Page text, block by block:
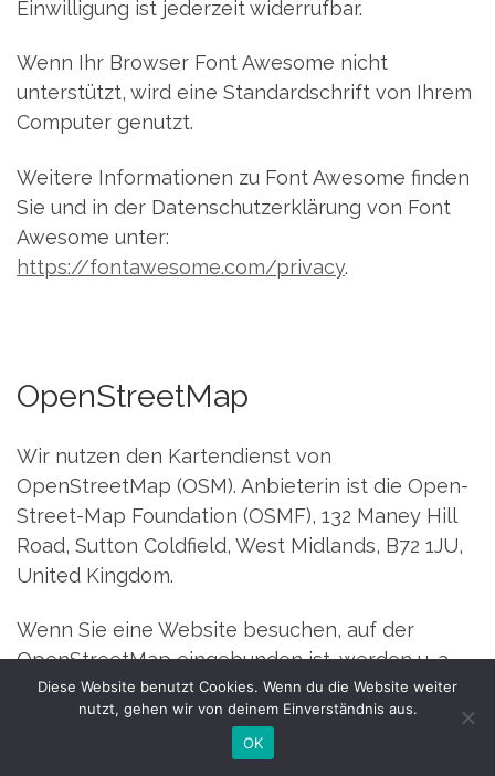
Einwilligung ist jederzeit widerrufbar.
Wenn Ihr Browser Font Awesome nicht
unterstützt, wird eine Standardschrift von Ihrem
Computer genutzt.
Weitere Informationen zu Font Awesome finden
Sie und in der Datenschutzerklärung von Font
Awesome unter:
https://fontawesome.com/privacy.
OpenStreetMap
Wir nutzen den Kartendienst von
OpenStreetMap (OSM). Anbieterin ist die Open-
Street-Map Foundation (OSMF), 132 Maney Hill
Road, Sutton Coldfield, West Midlands, B72 1JU,
United Kingdom.
Wenn Sie eine Website besuchen, auf der
OpenStreetMap eingebunden ist, werden u. a.
Ihre IP-Adresse und weitere Informationen über
Ihr Verhalten auf dieser Website an die OSMF
weitergeleitet. OpenStreetMap speichert hierzu
Diese Website benutzt Cookies. Wenn du die Website weiter
nutzt, gehen wir von deinem Einverständnis aus.
OK